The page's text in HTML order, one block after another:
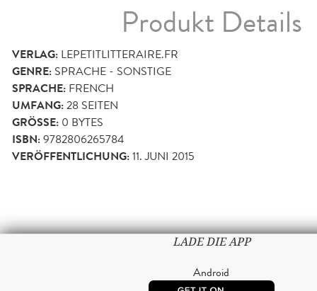
Produkt Details
VERLAG: LEPETITLITTERAIRE.FR
GENRE: SPRACHE - SONSTIGE
SPRACHE: FRENCH
UMFANG:28 SEITEN
GRÖSSE: 0 BYTES
ISBN:9782806265784
VERÖFFENTLICHUNG:11. JUNI 2015
LADE DIE APP
Android